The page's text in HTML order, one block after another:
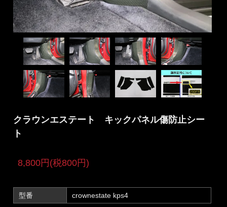
クラウンエステート キックパネル傷防止シー
ト
8,800円(税800円)
型番 crownestate kps4